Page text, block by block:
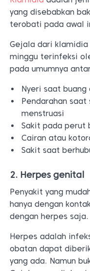
yang disebabkan
terobati pada awal
Gejala dari
minggu terinfeksi
pada umumnya
Nyeri saat buang
Pendarahan
menstruasi
Sakit pada perut
Cairan atau
Sakit saat
2. Herpes genital
Penyakit yang
hanya dengan
dengan herpes saja.
Herpes adalah
obatan dapat
yang ada. Namun